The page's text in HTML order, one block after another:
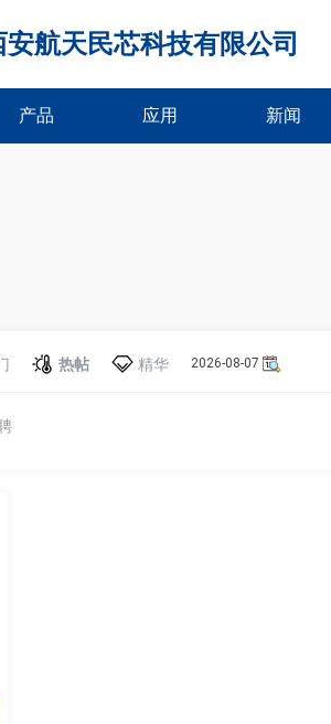
安航天民芯科技有限公司
产品 应用 新闻
热帖 精华 2026-08-07